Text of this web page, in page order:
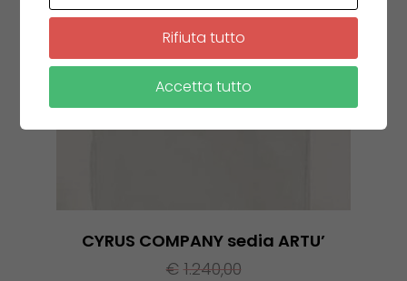
CYRUS COMPANY sedia ARTU’
€ 1.240,00
Rifiuta tutto
Accetta tutto